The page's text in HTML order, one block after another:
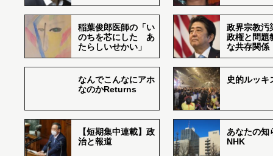
稲葉俊郎医師の「い
のちを芯にした あ
たらしいせかい」
政界宗教汚
政権と問題
な共存関係
なんでこんなにアホ
なのかReturns
史的ルッキ
【短期集中連載】政
治と報道
あなたの知
NHK